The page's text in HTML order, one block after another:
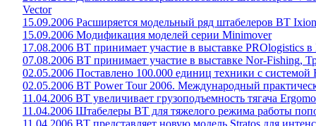
Vector
15.09.2006 Расширяется модельный ряд штабелеров ВТ Ixion
15.09.2006 Модификация моделей серии Minimover
17.08.2006 ВТ принимает участие в выставке PROlogistics в
07.08.2006 BT принимает участие в выставке Nor-Fishing,
02.05.2006 Поставлено 100.000 единиц техники с системой
02.05.2006 BT Power Tour 2006. Международный
11.04.2006 BT увеличивает грузоподъемность тягача
11.04.2006 Штабелеры ВТ для тяжелого режима работы
11.04.2006 BT представляет новую модель Stratos для